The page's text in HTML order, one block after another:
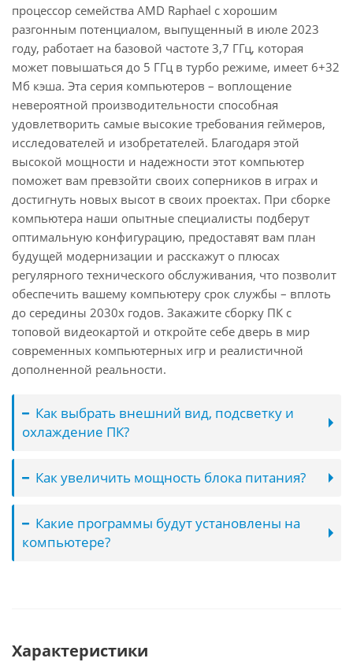
процессор семейства AMD Raphael с хорошим
разгонным потенциалом, выпущенный в июле 2023
году, работает на базовой частоте 3,7 ГГц, которая
может повышаться до 5 ГГц в турбо режиме, имеет 6+32
Мб кэша. Эта серия компьютеров – воплощение
невероятной производительности способная
удовлетворить самые высокие требования геймеров,
исследователей и изобретателей. Благодаря этой
высокой мощности и надежности этот компьютер
поможет вам превзойти своих соперников в играх и
достигнуть новых высот в своих проектах. При сборке
компьютера наши опытные специалисты подберут
оптимальную конфигурацию, предоставят вам план
будущей модернизации и расскажут о плюсах
регулярного технического обслуживания, что позволит
обеспечить вашему компьютеру срок службы – вплоть
до середины 2030х годов. Закажите сборку ПК с
топовой видеокартой и откройте себе дверь в мир
современных компьютерных игр и реалистичной
дополненной реальности.
Как выбрать внешний вид, подсветку и
охлаждение ПК?
Как увеличить мощность блока питания?
Какие программы будут установлены на
компьютере?
Характеристики